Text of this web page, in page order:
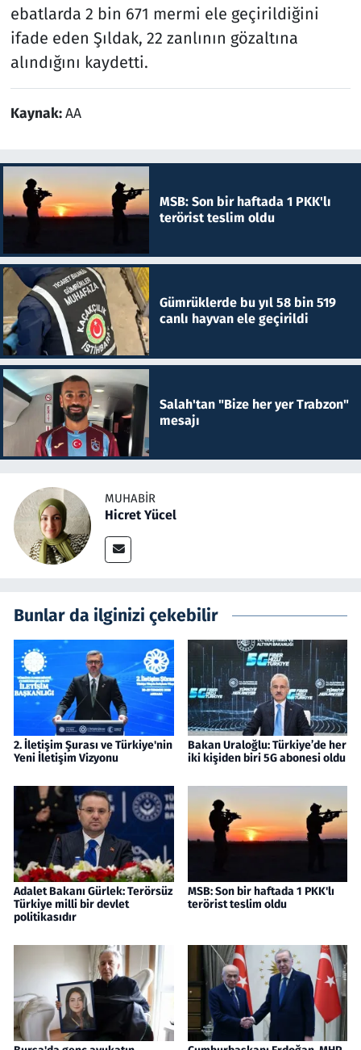
ebatlarda 2 bin 671 mermi ele geçirildiğini
ifade eden Şıldak, 22 zanlının gözaltına
alındığını kaydetti.
Kaynak:AA
MSB: Son bir haftada 1 PKK'lı
terörist teslim oldu
Gümrüklerde bu yıl 58 bin 519
canlı hayvan ele geçirildi
Salah'tan "Bize her yer Trabzon"
mesajı
MUHABIR
Hicret Yücel
Bunlar da ilginizi çekebilir
2. İletişim Şurası ve Türkiye'nin
Yeni İletişim Vizyonu
Bakan Uraloğlu: Türkiye’de her
iki kişiden biri 5G abonesi oldu
Adalet Bakanı Gürlek: Terörsüz
Türkiye milli bir devlet
politikasıdır
MSB: Son bir haftada 1 PKK'lı
terörist teslim oldu